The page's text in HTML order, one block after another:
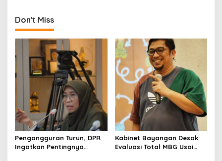
Don't Miss
Pengangguran Turun, DPR
Ingatkan Pentingnya
Kabinet Bayangan Desak
Evaluasi Total MBG Usai